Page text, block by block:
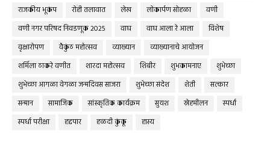
राजकीय भूकंप
रोही तलावात लेख लोकार्पण सोहळा
वणी
वणी नगर परिषद निवडणूक 2025
वाघ वाघ आला रे आला
विशेष
वृक्षारोपण
वैकुंठ महोत्सव व्याख्यान
व्याख्यानाचे आयोजन
शर्मिला ठाकरे वणीत
शारदा महोत्सव शिबीर शुभकामनाए
शुभेच्छा
शुभेच्छा आगळा वेगळा जन्मदिवस साजरा
शुभेच्छा संदेश शेती
सत्कार
सन्मान
सामाजिक सांस्कृतिक कार्यक्रम सुयश स्नेहमीलन
स्पर्धा
स्पर्धा परीक्षा
हद्दपार हळदी कुंकू हास्य